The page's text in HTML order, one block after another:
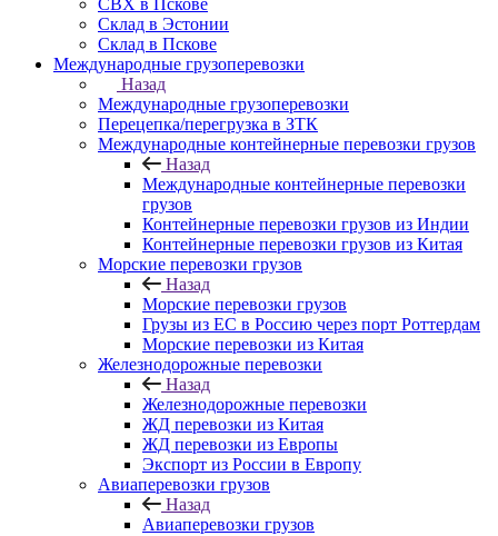
СВХ в Пскове
Склад в Эстонии
Склад в Пскове
Международные грузоперевозки
Назад
Международные грузоперевозки
Перецепка/перегрузка в ЗТК
Международные контейнерные перевозки грузов
Назад
Международные контейнерные перевозки
грузов
Контейнерные перевозки грузов из Индии
Контейнерные перевозки грузов из Китая
Морские перевозки грузов
Назад
Морские перевозки грузов
Грузы из ЕС в Россию через порт Роттердам
Морские перевозки из Китая
Железнодорожные перевозки
Назад
Железнодорожные перевозки
ЖД перевозки из Китая
ЖД перевозки из Европы
Экспорт из России в Европу
Авиаперевозки грузов
Назад
Авиаперевозки грузов